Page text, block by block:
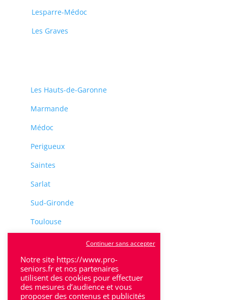
Lesparre-Médoc
Les Graves
Les Hauts-de-Garonne
Marmande
Médoc
Perigueux
Saintes
Sarlat
Sud-Gironde
Toulouse
Villeneuve-Sur-Lot
Notre site https://www.pro-
seniors.fr et nos partenaires
utilisent des cookies pour effectuer
des mesures d’audience et vous
proposer des contenus et publicités
Continuer sans accepter